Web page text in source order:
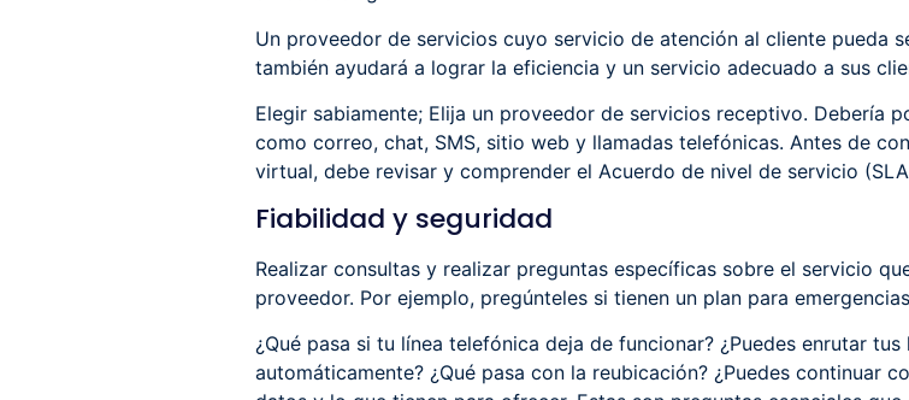
Un proveedor de servicios cuyo servicio de atención al cliente pueda
también ayudará a lograr la eficiencia y un servicio adecuado a sus
Elegir sabiamente; Elija un proveedor de servicios receptivo. Debería
como correo, chat, SMS, sitio web y llamadas telefónicas. Antes de
virtual, debe revisar y comprender el Acuerdo de nivel de servicio
Fiabilidad y seguridad
Realizar consultas y realizar preguntas específicas sobre el servicio
proveedor. Por ejemplo, pregúnteles si tienen un plan para
¿Qué pasa si tu línea telefónica deja de funcionar? ¿Puedes enrutar
automáticamente? ¿Qué pasa con la reubicación? ¿Puedes continuar